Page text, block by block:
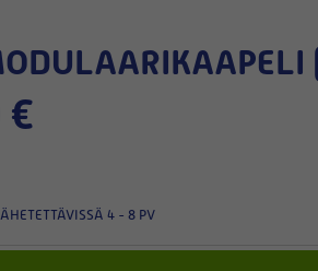
€
4 - 8 PV